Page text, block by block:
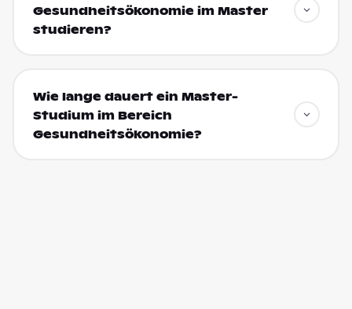
Gesundheitsökonomie im Master
studieren?
Wie lange dauert ein Master-
Studium im Bereich
Gesundheitsökonomie?